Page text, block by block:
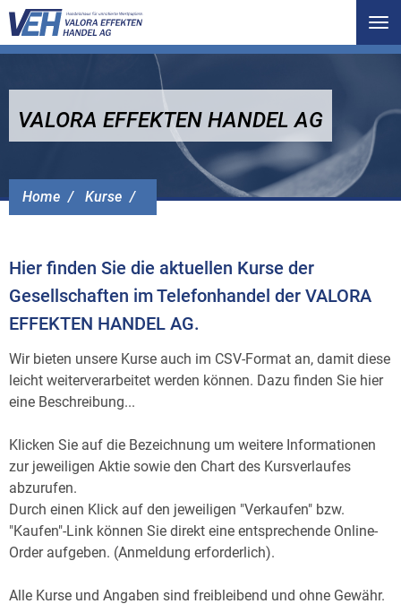
Home Kurse
VALORA EFFEKTEN HANDEL AG
Hier finden Sie die aktuellen Kurse der
Gesellschaften im Telefonhandel der VALORA
EFFEKTEN HANDEL AG.
Wir bieten unsere Kurse auch im CSV-Format an, damit diese
leicht weiterverarbeitet werden können. Dazu finden Sie hier
eine Beschreibung...
Klicken Sie auf die Bezeichnung um weitere Informationen
zur jeweiligen Aktie sowie den Chart des Kursverlaufes
abzurufen.
Durch einen Klick auf den jeweiligen "Verkaufen" bzw.
"Kaufen"-Link können Sie direkt eine entsprechende Online-
Order aufgeben. (Anmeldung erforderlich).
Alle Kurse und Angaben sind freibleibend und ohne Gewähr.